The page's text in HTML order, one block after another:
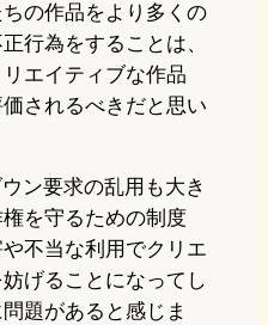
の作品をより多くの
行為をすることは、
エイティブな作品
されるべきだと思い
ン要求の乱用も大き
を守るための制度
不当な利用でクリエ
げることになってし
題があると感じま